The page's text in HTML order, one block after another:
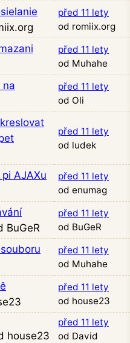
před 11 lety
od romiix.org
před 11 lety
od Muhahe
na
před 11 lety
od Oli
před 11 lety
od ludek
AJAXu
před 11 lety
od enumag
BuGeR
před 11 lety
od BuGeR
před 11 lety
od Muhahe
před 11 lety
od house23
house23
před 11 lety
od David